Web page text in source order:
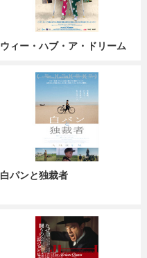
ウィー・ハブ・ア・ドリーム
白パンと独裁者